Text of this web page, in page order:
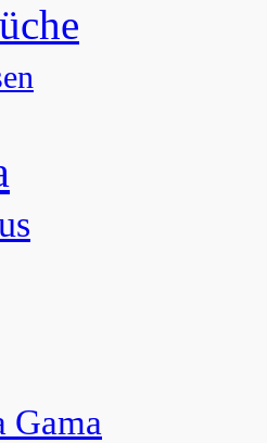
Gama